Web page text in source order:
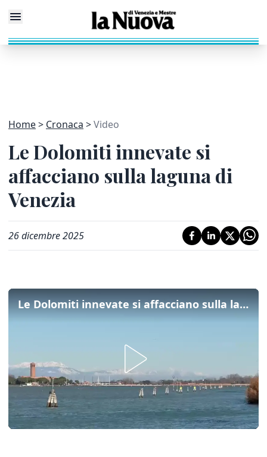
Home Cronaca Video
Le Dolomiti innevate si
affacciano sulla laguna di
Venezia
26 dicembre 2025
Le Dolomiti innevate si affacciano sulla laguna di Venezia